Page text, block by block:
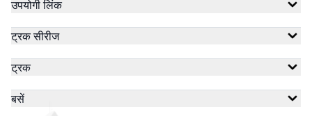
उपयोगी लिंक
ट्रक सीरीज
ट्रक
बसें